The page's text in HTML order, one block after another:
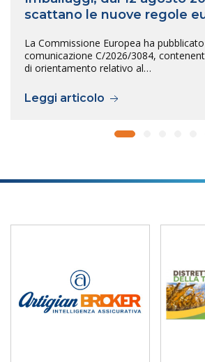
scattano le nuove regole
La Commissione Europea ha
comunicazione C/2026/3084,
di orientamento relativo al…
Leggi articolo